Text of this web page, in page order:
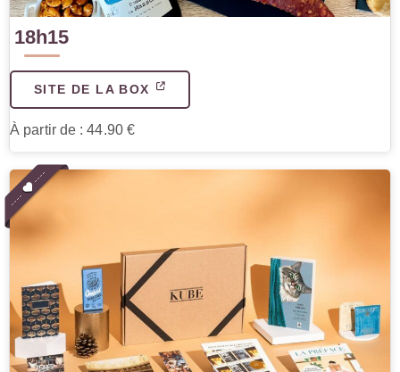
18h15
SITE DE LA BOX
À partir de : 44.90 €